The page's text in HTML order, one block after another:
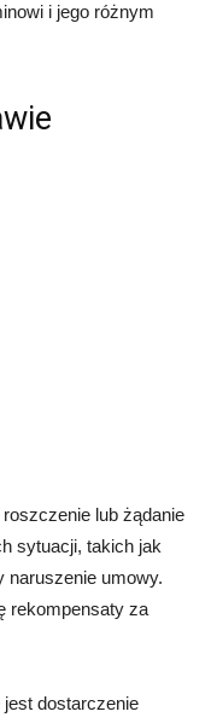
i jego różnym
lub żądanie
sytuacji, takich jak
naruszenie umowy.
rekompensaty za
dostarczenie